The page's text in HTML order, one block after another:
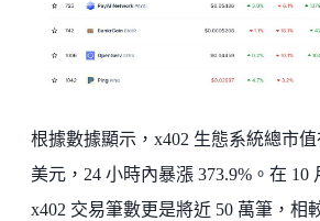
根據數據顯示，x402 生態系統總市值
美元，24 小時內暴漲 373.9%。在 10
x402 交易筆數更是將近 50 萬筆，相